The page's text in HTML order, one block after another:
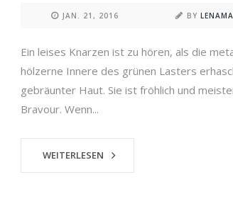
JAN. 21, 2016 BY
Ein leises Knarzen ist zu hören, als die
hölzerne Innere des grünen Lasters
gebräunter Haut. Sie ist fröhlich und
Bravour. Wenn...
WEITERLESEN